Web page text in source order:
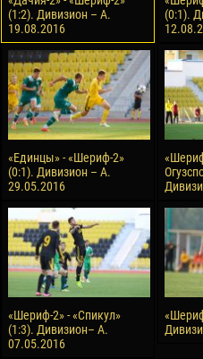
Emmanuel AFETSE
20 March
Jayder Moreno ASPRILLA
22 March
Samba KONÉ
26 March
Vitor Hugo Morais de OLIVEIRA
28 March
10
15
Ivan
17
(1:2). Дивизион – А.
19.08.2016
(0:1).
«Единцы» - «Шериф-2»
(0:1). Дивизион – А.
29.05.2016
«Шериф-2» - «Спикул»
(1:3). Дивизион– А.
07.05.2016